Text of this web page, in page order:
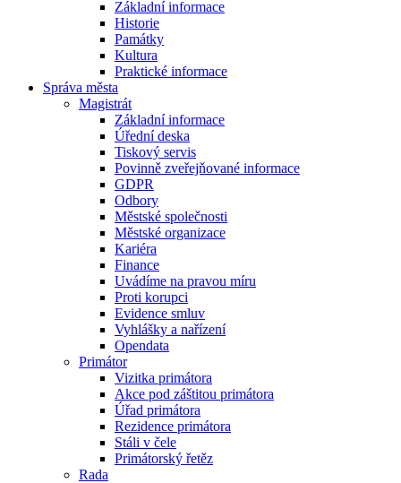
Základní informace
Historie
Památky
Kultura
Praktické informace
Správa města
Magistrát
Základní informace
Úřední deska
Tiskový servis
Povinně zveřejňované informace
GDPR
Odbory
Městské společnosti
Městské organizace
Kariéra
Finance
Uvádíme na pravou míru
Proti korupci
Evidence smluv
Vyhlášky a nařízení
Opendata
Primátor
Vizitka primátora
Akce pod záštitou primátora
Úřad primátora
Rezidence primátora
Stáli v čele
Primátorský řetěz
Rada